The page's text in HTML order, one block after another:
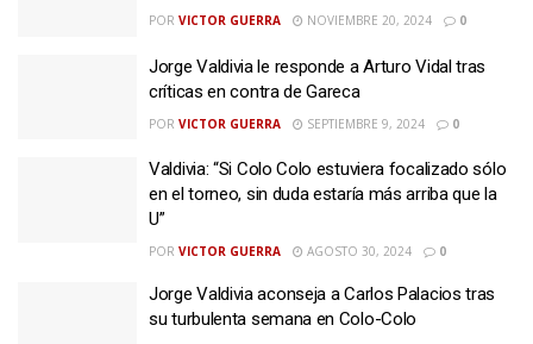
POR VICTOR GUERRA NOVIEMBRE 20, 2024 0
Jorge Valdivia le responde a Arturo Vidal tras
críticas en contra de Gareca
POR VICTOR GUERRA SEPTIEMBRE 9, 2024 0
Valdivia: “Si Colo Colo estuviera focalizado sólo
en el torneo, sin duda estaría más arriba que la
U”
POR VICTOR GUERRA AGOSTO 30, 2024 0
Jorge Valdivia aconseja a Carlos Palacios tras
su turbulenta semana en Colo-Colo